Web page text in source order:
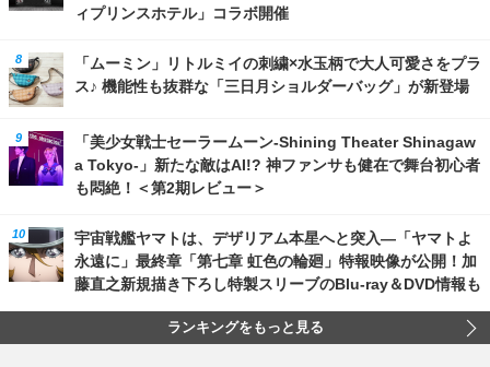
ィプリンスホテル」コラボ開催
「ムーミン」リトルミイの刺繍×水玉柄で大人可愛さをプラ
ス♪ 機能性も抜群な「三日月ショルダーバッグ」が新登場
「美少女戦士セーラームーン-Shining Theater Shinagaw
a Tokyo-」新たな敵はAI!? 神ファンサも健在で舞台初心者
も悶絶！＜第2期レビュー＞
宇宙戦艦ヤマトは、デザリアム本星へと突入―「ヤマトよ
永遠に」最終章「第七章 虹色の輪廻」特報映像が公開！加
藤直之新規描き下ろし特製スリーブのBlu-ray＆DVD情報も
ランキングをもっと見る